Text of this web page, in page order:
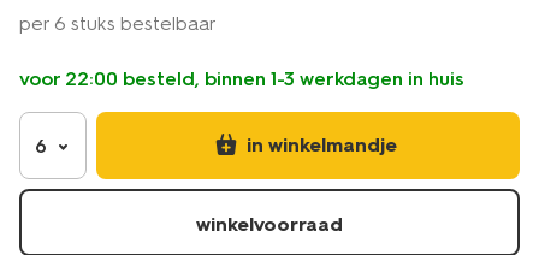
per 6 stuks bestelbaar
voor 22:00 besteld, binnen 1-3 werkdagen in huis
6 in winkelmandje
winkelvoorraad